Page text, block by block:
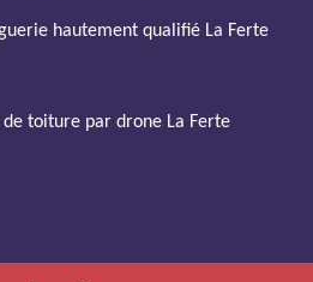
hautement qualifié La Ferte
toiture par drone La Ferte